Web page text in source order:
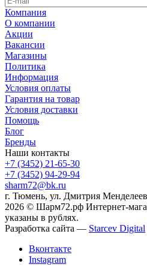
Компания
О компании
Акции
Вакансии
Магазины
Политика
Информация
Условия оплаты
Гарантия на товар
Условия доставки
Помощь
Блог
Бренды
Наши контакты
+7 (3452) 21-65-30
+7 (3452) 94-29-94
sharm72@bk.ru
г. Тюмень, ул. Дмитрия
2026 © Шарм72.рф Интернет-
указаны в рублях.
Разработка сайта — Starcev Digital
Вконтакте
Instagram